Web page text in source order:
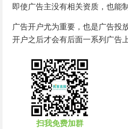
即使广告主没有相关资质，也能
广告开户尤为重要，也是广告投
开户之后才会有后面一系列广告
扫我免费加群